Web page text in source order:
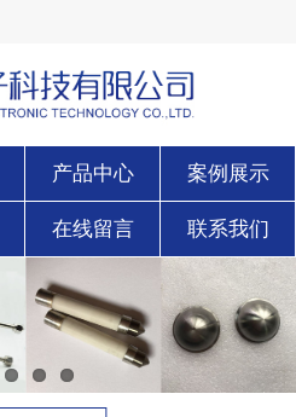
产品中心 案例展示
在线留言 联系我们